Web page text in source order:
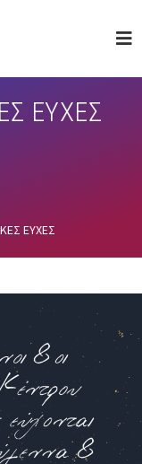
ΕΥΧΕΣ
ΕΥΧΕΣ